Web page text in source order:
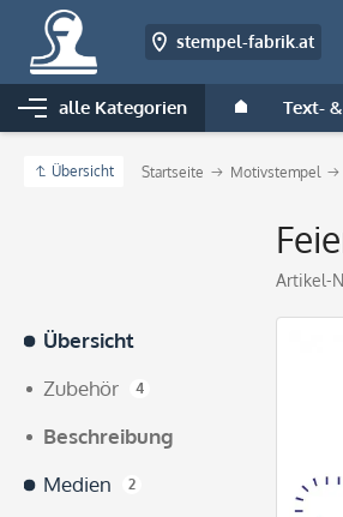
stempel-fabrik.at
alle Kategorien Text-
Übersicht Startseite Motivstempel
Artikel-
Übersicht
Zubehör
4
Beschreibung
Medien
2